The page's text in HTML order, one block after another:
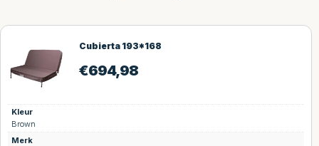
Cubierta 193*168
€694,98
Kleur
Brown
Merk